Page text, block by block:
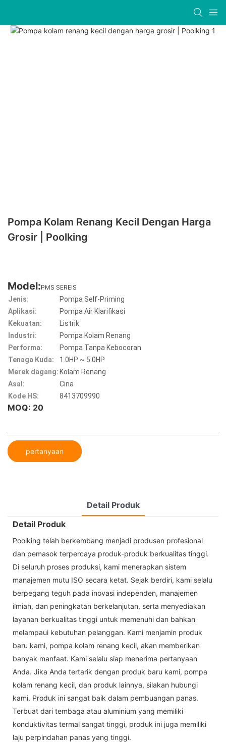
Pompa Kolam Renang Kecil Dengan Harga
Grosir | Poolking
Model:PMS SEREIS
Jenis:
Pompa Self-Priming
Aplikasi:
Pompa Air Klarifikasi
Kekuatan:
Listrik
Industri:
Pompa Kolam Renang
Performa:
Pompa Tanpa Kebocoran
Tenaga Kuda:
1.0HP ~ 5.0HP
Merek dagang: Kolam Renang
Asal:
Cina
Kode HS:
8413709990
MOQ: 20
pertanyaan
Detail Produk
Detail Produk
Poolking telah berkembang menjadi produsen profesional
dan pemasok terpercaya produk-produk berkualitas tinggi.
Di seluruh proses produksi, kami menerapkan sistem
manajemen mutu ISO secara ketat. Sejak berdiri, kami selalu
berpegang teguh pada inovasi independen, manajemen
ilmiah, dan peningkatan berkelanjutan, serta menyediakan
layanan berkualitas tinggi untuk memenuhi dan bahkan
melampaui kebutuhan pelanggan. Kami menjamin produk
baru kami, pompa kolam renang kecil, akan memberikan
banyak manfaat. Kami selalu siap menerima pertanyaan
Anda. Jika Anda tertarik dengan produk baru kami, pompa
kolam renang kecil, dan produk lainnya, silakan hubungi
kami. Produk ini sangat baik dalam pembuangan panas.
Terbuat dari tembaga atau aluminium yang memiliki
konduktivitas termal sangat tinggi, produk ini juga memiliki
laju perpindahan panas yang tinggi.